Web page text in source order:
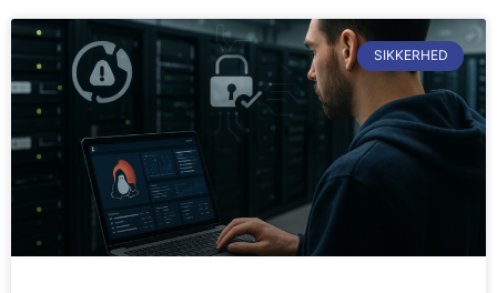
SIKKERHED